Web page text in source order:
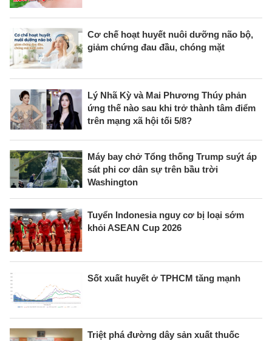
Cơ chế hoạt huyết nuôi dưỡng não bộ,
giảm chứng đau đầu, chóng mặt
Lý Nhã Kỳ và Mai Phương Thúy phản
ứng thế nào sau khi trở thành tâm điểm
trên mạng xã hội tối 5/8?
Máy bay chở Tổng thống Trump suýt áp
sát phi cơ dân sự trên bầu trời
Washington
Tuyển Indonesia nguy cơ bị loại sớm
khỏi ASEAN Cup 2026
Sốt xuất huyết ở TPHCM tăng mạnh
Triệt phá đường dây sản xuất thuốc